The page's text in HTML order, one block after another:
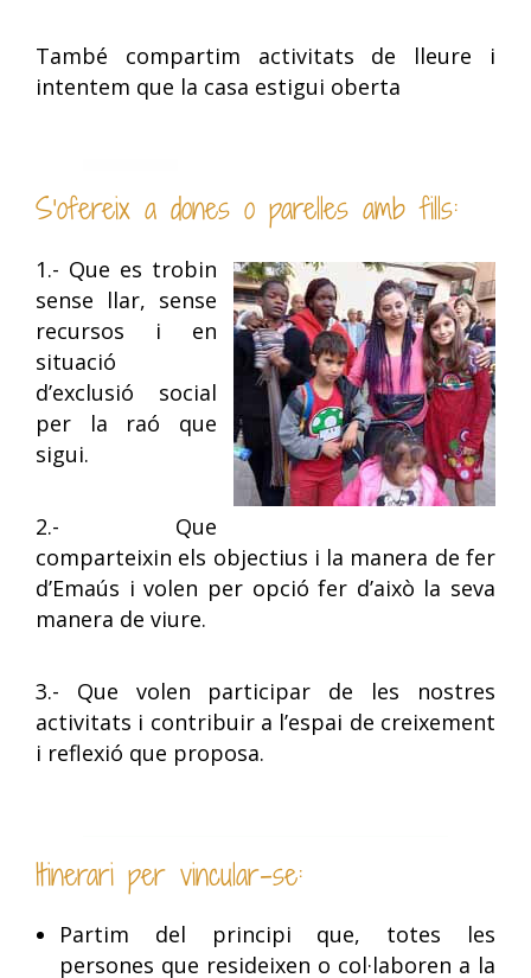
També compartim activitats de lleure i
intentem que la casa estigui oberta
S’ofereix a dones o parelles amb fills:
1.- Que es trobin
sense llar, sense
recursos i en
situació
d’exclusió social
per la raó que
sigui.
2.- Que
comparteixin els objectius i la manera de fer
d’Emaús i volen per opció fer d’això la seva
manera de viure.
3.- Que volen participar de les nostres
activitats i contribuir a l’espai de creixement
i reflexió que proposa.
Itinerari per vincular-se:
Partim del principi que, totes les
persones que resideixen o col·laboren a la